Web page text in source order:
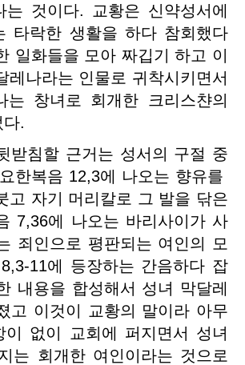
는 것이다. 교황은 신약성서에
타락한 생활을 하다 참회했다
일화들을 모아 짜깁기 하고 이
레나라는 인물로 귀착시키면서
는 창녀로 회개한 크리스챤의
.
받침할 근거는 성서의 구절 중
한복음 12,3에 나오는 향유를
고 자기 머리칼로 그 발을 닦은
7,36에 나오는 바리사이가 사
죄인으로 평판되는 여인의 모
11에 등장하는 간음하다 잡
내용을 합성해서 성녀 막달레
고 이것이 교황의 말이라 아무
이 없이 교회에 퍼지면서 성녀
는 회개한 여인이라는 것으로